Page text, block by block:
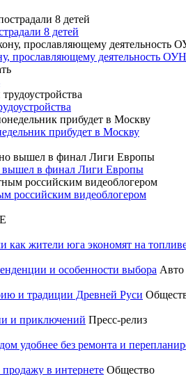
8 детей
прославляющему деятельность ОУН
прибудет в Москву
вышел в финал Лиги Европы
российским видеоблогером
как жители юга экономят на
и особенности выбора Авто
и традиции Древней Руси
и приключений Пресс-релиз
удобнее без ремонта и
в интернете Общество